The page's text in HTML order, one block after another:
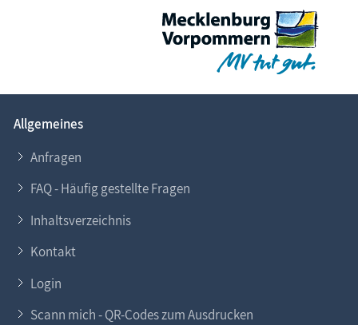
Allgemeines
Anfragen
FAQ - Häufig gestellte Fragen
Inhaltsverzeichnis
Kontakt
Login
Scann mich - QR-Codes zum Ausdrucken